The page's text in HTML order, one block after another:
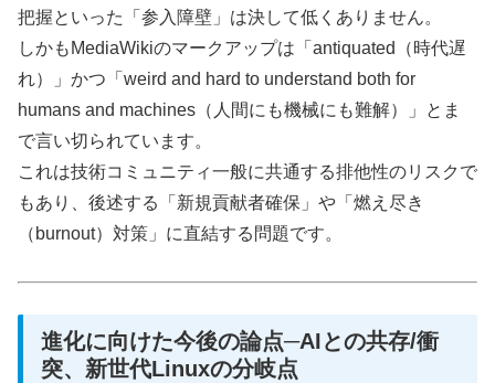
把握といった「参入障壁」は決して低くありません。
しかもMediaWikiのマークアップは「antiquated（時代遅
れ）」かつ「weird and hard to understand both for
humans and machines（人間にも機械にも難解）」とま
で言い切られています。
これは技術コミュニティ一般に共通する排他性のリスクで
もあり、後述する「新規貢献者確保」や「燃え尽き
（burnout）対策」に直結する問題です。
進化に向けた今後の論点─AIとの共存/衝
突、新世代Linuxの分岐点